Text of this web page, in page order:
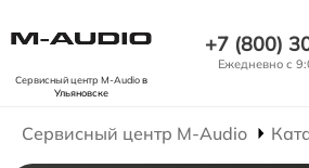
Сервисный центр M-Audioв
Ульяновске
+7 (800)
Ежедневно с
Сервисный центр M-Audio